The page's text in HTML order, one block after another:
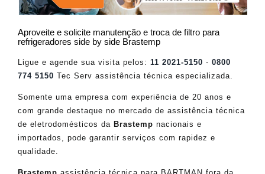
Aproveite e solicite manutenção e troca de filtro para
refrigeradores side by side Brastemp
Ligue e agende sua visita pelos: 11 2021-5150 - 0800
774 5150 Tec Serv assistência técnica especializada.
Somente uma empresa com experiência de 20 anos e
com grande destaque no mercado de assistência técnica
de eletrodomésticos da Brastemp nacionais e
importados, pode garantir serviços com rapidez e
qualidade.